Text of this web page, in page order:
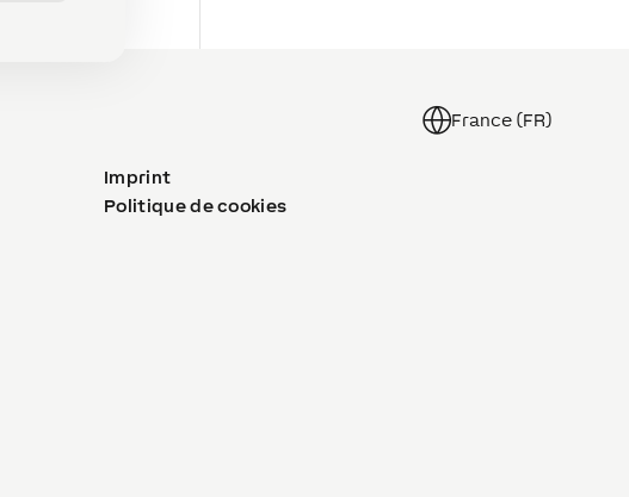
France (FR)
Imprint
Politique de cookies